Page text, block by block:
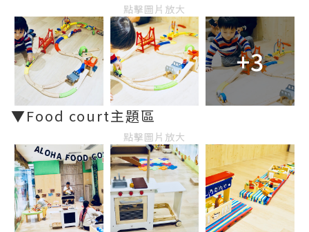
點擊圖片放大
+3
▼Food court主題區
點擊圖片放大